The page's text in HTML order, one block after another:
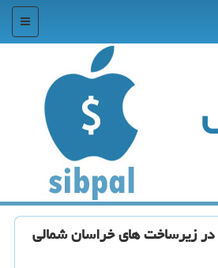
منو
در زیرساخت های خراسان شمالی